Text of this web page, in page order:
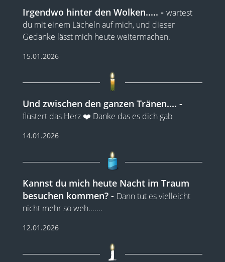
Irgendwo hinter den Wolken.....
wartest
du mit einem Lächeln auf mich, und dieser
Gedanke lässt mich heute weitermachen.
15.01.2026
Und zwischen den ganzen Tränen....
flüstert das Herz ❤️ Danke das es dich gab
14.01.2026
Kannst du mich heute Nacht im Traum
besuchen kommen?
Dann tut es vielleicht
nicht mehr so weh.......
12.01.2026